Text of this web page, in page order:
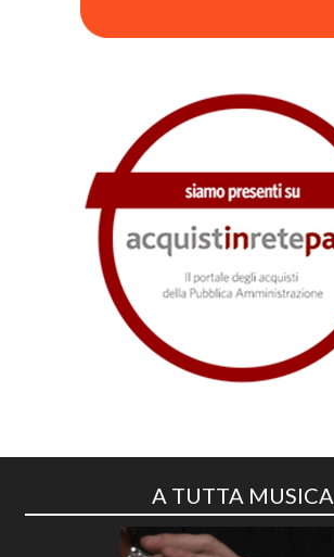
A TUTTA MUSICA